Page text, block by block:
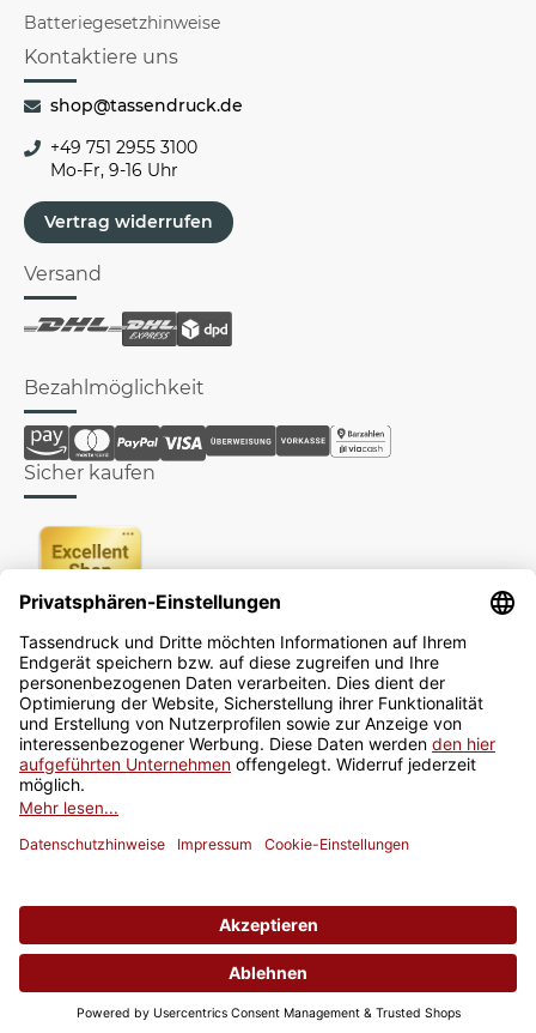
Batteriegesetzhinweise
Kontaktiere uns
shop@tassendruck.de
+49 751 2955 3100
Mo-Fr, 9-16 Uhr
Vertrag widerrufen
Versand
Bezahlmöglichkeit
Sicher kaufen
Newsletter